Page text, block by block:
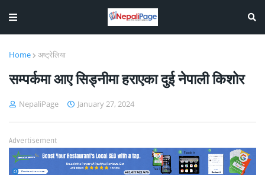
Home अष्ट्रेलिया
सम्पर्कमा आए सिड्नीमा हराएका दुई नेपाली किशोर
NepaliPage January 27, 2024
Advertisement